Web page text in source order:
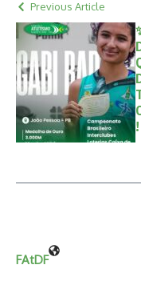
Previous Article
FAtDF